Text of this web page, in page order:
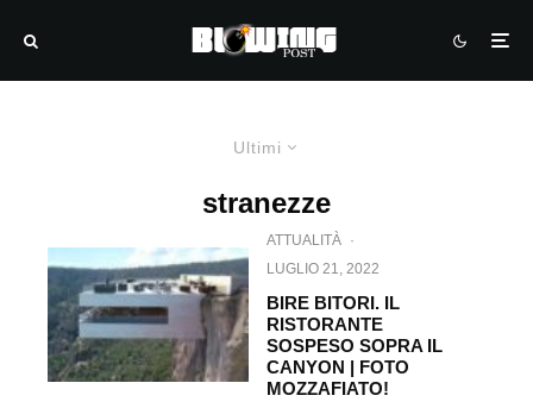
Ultimi
stranezze
ATTUALITÀ ·
LUGLIO 21, 2022
BIRE BITORI. IL
RISTORANTE
SOSPESO SOPRA IL
CANYON | FOTO
MOZZAFIATO!